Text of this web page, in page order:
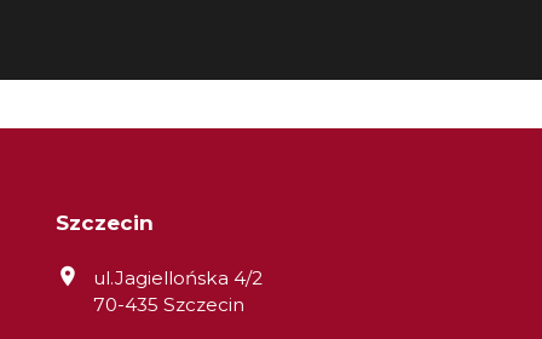
Szczecin
ul.Jagiellońska 4/2
70-435 Szczecin